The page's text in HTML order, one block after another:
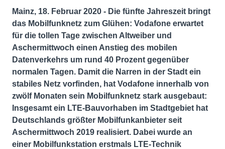
Mainz, 18. Februar 2020 - Die fünfte Jahreszeit bringt
das Mobilfunknetz zum Glühen: Vodafone erwartet
für die tollen Tage zwischen Altweiber und
Aschermittwoch einen Anstieg des mobilen
Datenverkehrs um rund 40 Prozent gegenüber
normalen Tagen. Damit die Narren in der Stadt ein
stabiles Netz vorfinden, hat Vodafone innerhalb von
zwölf Monaten sein Mobilfunknetz stark ausgebaut:
Insgesamt ein LTE-Bauvorhaben im Stadtgebiet hat
Deutschlands größter Mobilfunkanbieter seit
Aschermittwoch 2019 realisiert. Dabei wurde an
einer Mobilfunkstation erstmals LTE-Technik